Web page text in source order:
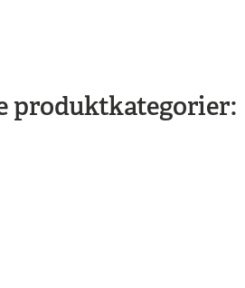
produktkategorier: